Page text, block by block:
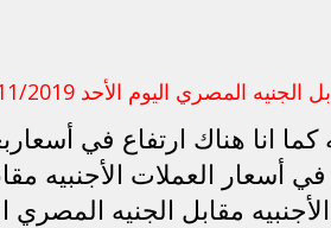
المصري اليوم الأحد 3/11/2019
انا هناك ارتفاع في
أسعار العملات الأجنبيه
مقابل الجنيه المصري